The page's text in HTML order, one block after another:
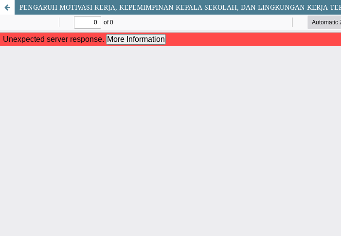
PENGARUH MOTIVASI KERJA, KEPEMIMPINAN KEPALA SEKOLAH, DAN LINGKUNGAN KERJA